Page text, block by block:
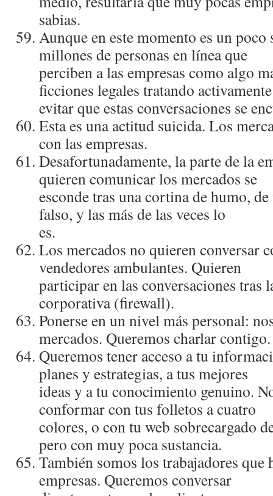
sabias.
Aunque en este momento es un
millones de personas en lí­nea que
perciben a las empresas como algo
ficciones legales tratando
evitar que estas conversaciones se
Esta es una actitud suicida. Los
con las empresas.
Desafortunadamente, la parte de la
quieren comunicar los mercados se
esconde tras una cortina de humo,
falso, y las más de las veces lo
es.
Los mercados no quieren conversar
vendedores ambulantes. Quieren
participar en las conversaciones tras
corporativa (firewall).
Ponerse en un nivel más personal:
mercados. Queremos charlar contigo.
Queremos tener acceso a tu
planes y estrategias, a tus mejores
ideas y a tu conocimiento genuino.
conformar con tus folletos a cuatro
colores, o con tu web sobrecargado
pero con muy poca sustancia.
También somos los trabajadores que
empresas. Queremos conversar